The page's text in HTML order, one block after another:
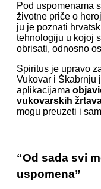
Pod uspomenama
životne priče o
ju je poznati
tehnologiju u kojoj
obrisati, odnosno
Spiritus je upravo
Vukovar i Škabrnju
aplikacijama
vukovarskih
mogu preuzeti i
“Od sada svi
uspomena”